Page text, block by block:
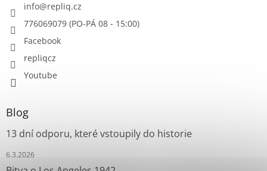
info@repliq.cz
776069079 (PO-PÁ 08 - 15:00)
Facebook
repliqcz
Youtube
Blog
13 dní odporu, které vstoupily do historie
6.3.2026